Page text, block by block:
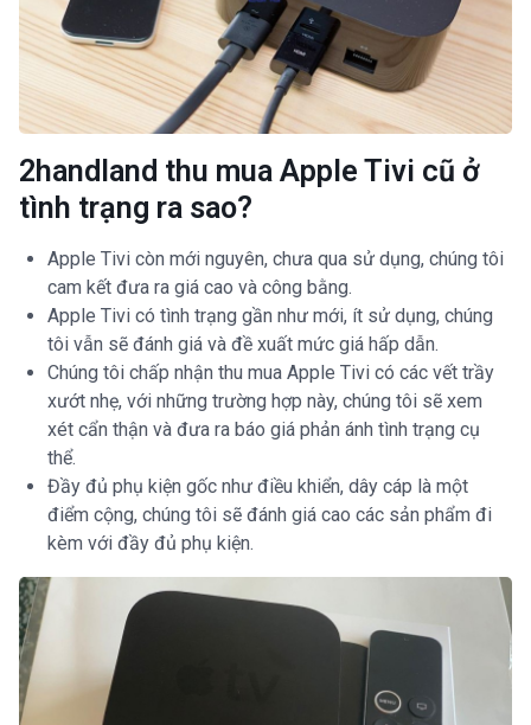
2handland thu mua Apple Tivi cũ ở
tình trạng ra sao?
Apple Tivi còn mới nguyên, chưa qua sử dụng, chúng tôi
cam kết đưa ra giá cao và công bằng.
Apple Tivi có tình trạng gần như mới, ít sử dụng, chúng
tôi vẫn sẽ đánh giá và đề xuất mức giá hấp dẫn.
Chúng tôi chấp nhận thu mua Apple Tivi có các vết trầy
xướt nhẹ, với những trường hợp này, chúng tôi sẽ xem
xét cẩn thận và đưa ra báo giá phản ánh tình trạng cụ
thể.
Đầy đủ phụ kiện gốc như điều khiển, dây cáp là một
điểm cộng, chúng tôi sẽ đánh giá cao các sản phẩm đi
kèm với đầy đủ phụ kiện.